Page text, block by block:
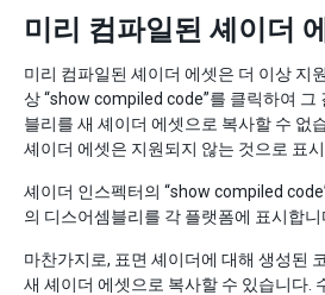
미리 컴파일된 셰이더
미리 컴파일된 셰이더 에셋은 더 이상 지
상 “show compiled code”를 클릭하여 그
블리를 새 셰이더 에셋으로 복사할 수 없
셰이더 에셋은 지원되지 않는 것으로 표
셰이더 인스펙터의 “show compiled
의 디스어셈블리를 각 플랫폼에 표시합니
마찬가지로, 표면 셰이더에 대해 생성된
새 셰이더 에셋으로 복사할 수 있습니다.